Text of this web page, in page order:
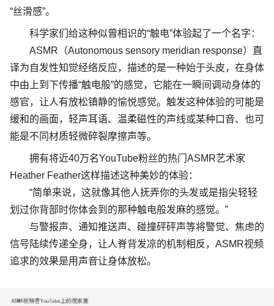
“丝滑感”。
科学家们给这种似曾相识的“触电”体验起了一个名字：
ASMR （Autonomous sensory meridian response） 直
译为自发性知觉经络反应，描述的是一种始于头皮，在身体
中由上到下传播“触电般”的感觉，它能在一瞬间调动身体的
感官，让人有放松镇静的愉悦感觉。 触发这种体验的可能是
缓和的画面，轻声耳语、温柔磁性的声线或某种口音、也可
能是不同材质轻微碎裂摩擦声等。
拥有将近40万名YouTube粉丝的热门 ASMR艺术家
Heather Feather这样描述这种美妙的体验：
“简单来说，这就像其他人抚弄你的头发或是指尖轻轻
划过你背部时你体会到的那种触电般发麻的感觉。 ”
与警报声、通知推送声、碰撞砰砰声等将警觉、焦虑的
信号陆续传递全身，让人脊背发凉的机制相反， ASMR视频
追求的效果是用声音让身体放松。